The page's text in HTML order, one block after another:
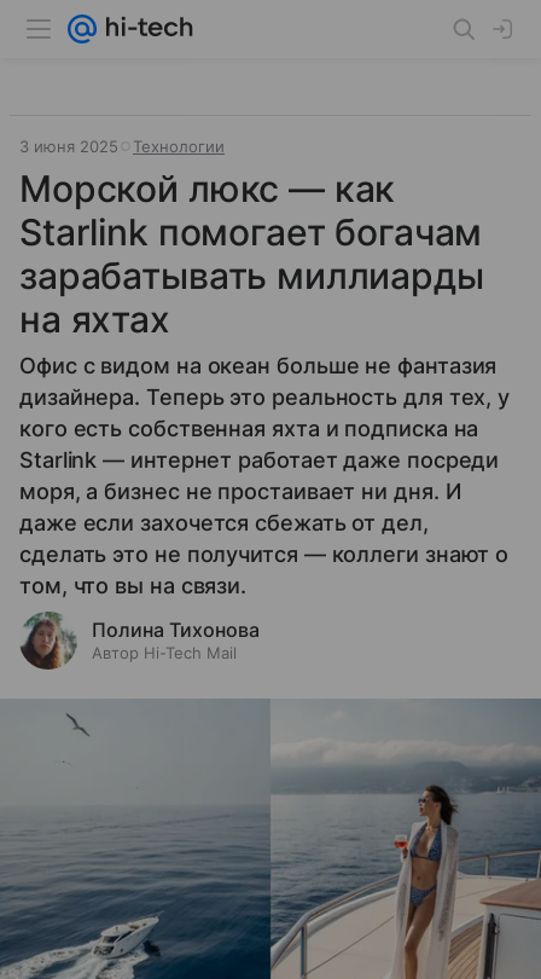
3 июня 2025 Технологии
Морской люкс — как
Starlink помогает богачам
зарабатывать миллиарды
на яхтах
Офис с видом на океан больше не фантазия
дизайнера. Теперь это реальность для тех, у
кого есть собственная яхта и подписка на
Starlink — интернет работает даже посреди
моря, а бизнес не простаивает ни дня. И
даже если захочется сбежать от дел,
сделать это не получится — коллеги знают о
том, что вы на связи.
Полина Тихонова
Автор Hi-Tech Mail